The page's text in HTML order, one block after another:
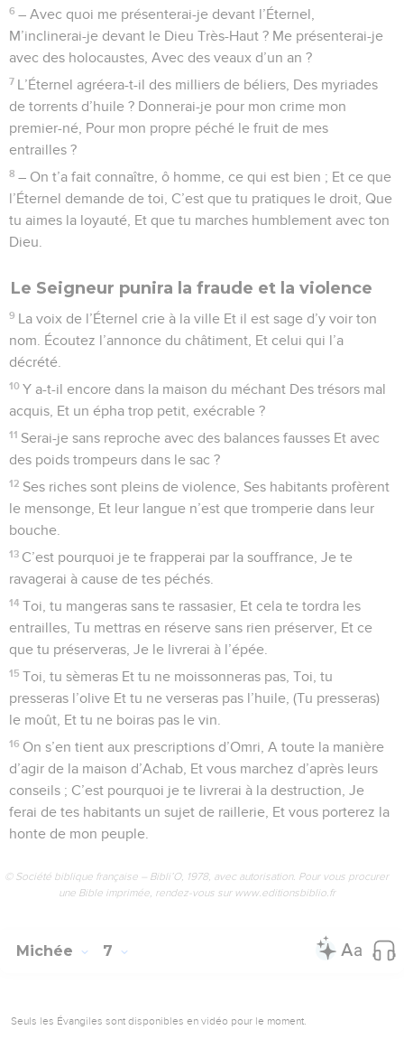
6 – Avec quoi me présenterai-je devant l’Éternel,
M’inclinerai-je devant le Dieu Très-Haut ? Me présenterai-je
avec des holocaustes, Avec des veaux d’un an ?
7 L’Éternel agréera-t-il des milliers de béliers, Des myriades
de torrents d’huile ? Donnerai-je pour mon crime mon
premier-né, Pour mon propre péché le fruit de mes
entrailles ?
8 – On t’a fait connaître, ô homme, ce qui est bien ; Et ce que
l’Éternel demande de toi, C’est que tu pratiques le droit, Que
tu aimes la loyauté, Et que tu marches humblement avec ton
Dieu.
Le Seigneur punira la fraude et la violence
9 La voix de l’Éternel crie à la ville Et il est sage d’y voir ton
nom. Écoutez l’annonce du châtiment, Et celui qui l’a
décrété.
10 Y a-t-il encore dans la maison du méchant Des trésors mal
acquis, Et un épha trop petit, exécrable ?
11 Serai-je sans reproche avec des balances fausses Et avec
des poids trompeurs dans le sac ?
12 Ses riches sont pleins de violence, Ses habitants profèrent
le mensonge, Et leur langue n’est que tromperie dans leur
bouche.
13 C’est pourquoi je te frapperai par la souffrance, Je te
ravagerai à cause de tes péchés.
14 Toi, tu mangeras sans te rassasier, Et cela te tordra les
entrailles, Tu mettras en réserve sans rien préserver, Et ce
que tu préserveras, Je le livrerai à l’épée.
15 Toi, tu sèmeras Et tu ne moissonneras pas, Toi, tu
presseras l’olive Et tu ne verseras pas l’huile, (Tu presseras)
le moût, Et tu ne boiras pas le vin.
16 On s’en tient aux prescriptions d’Omri, A toute la manière
d’agir de la maison d’Achab, Et vous marchez d’après leurs
conseils ; C’est pourquoi je te livrerai à la destruction, Je
ferai de tes habitants un sujet de raillerie, Et vous porterez la
honte de mon peuple.
© Société biblique française – Bibli’O, 1978, avec autorisation. Pour vous procurer
une Bible imprimée, rendez-vous sur www.editionsbiblio.fr
Michée 7
Seuls les Évangiles sont disponibles en vidéo pour le moment.